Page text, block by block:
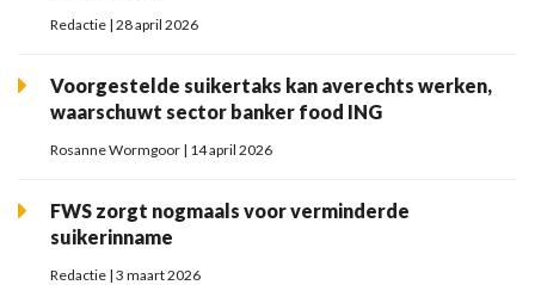
Redactie | 28 april 2026
Voorgestelde suikertaks kan averechts werken,
waarschuwt sector banker food ING
Rosanne Wormgoor | 14 april 2026
FWS zorgt nogmaals voor verminderde
suikerinname
Redactie | 3 maart 2026